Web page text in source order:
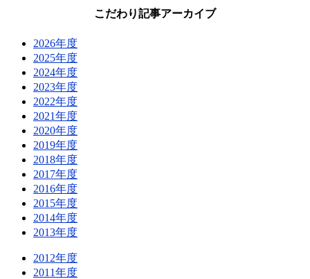
こだわり記事アーカイブ
2026年度
2025年度
2024年度
2023年度
2022年度
2021年度
2020年度
2019年度
2018年度
2017年度
2016年度
2015年度
2014年度
2013年度
2012年度
2011年度